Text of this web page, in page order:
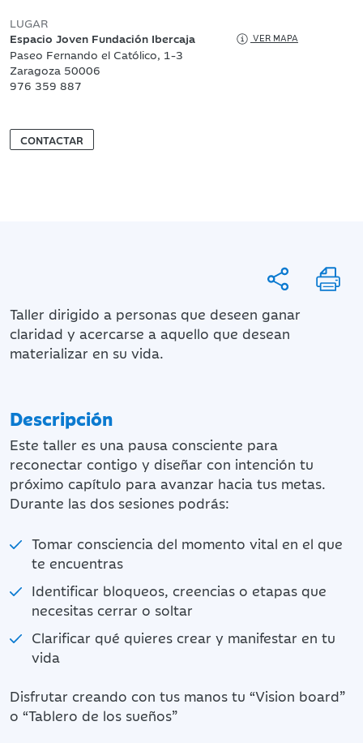
LUGAR
Espacio Joven Fundación Ibercaja
VER MAPA
Paseo Fernando el Católico, 1-3
Zaragoza 50006
976 359 887
CONTACTAR
Taller dirigido a personas que deseen ganar
claridad y acercarse a aquello que desean
materializar en su vida.
Descripción
Este taller es una pausa consciente para
reconectar contigo y diseñar con intención tu
próximo capítulo para avanzar hacia tus metas.
Durante las dos sesiones podrás:
Tomar consciencia del momento vital en el que
te encuentras
Identificar bloqueos, creencias o etapas que
necesitas cerrar o soltar
Clarificar qué quieres crear y manifestar en tu
vida
Disfrutar creando con tus manos tu “Vision board”
o “Tablero de los sueños”